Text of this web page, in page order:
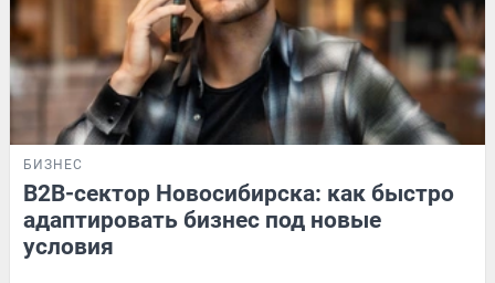
БИЗНЕС
B2B-сектор Новосибирска: как быстро
адаптировать бизнес под новые
условия